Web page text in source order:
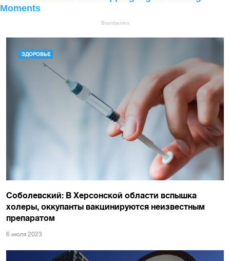
ЗДОРОВЬЕ
Соболевский: В Херсонской области вспышка
холеры, оккупанты вакцинируются неизвестным
препаратом
6 июля 2023